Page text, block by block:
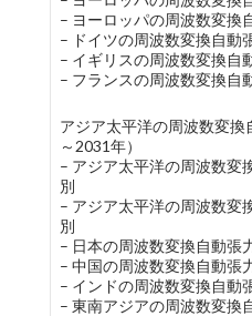
– ヨーロッパの周波数変換
– ドイツの周波数変換自動
– イギリスの周波数変換自
– フランスの周波数変換自
アジア太平洋の周波数変
～2031年）
– アジア太平洋の周波数変
別
– アジア太平洋の周波数変
別
– 日本の周波数変換自動張
– 中国の周波数変換自動張
– インドの周波数変換自動
– 東南アジアの周波数変換